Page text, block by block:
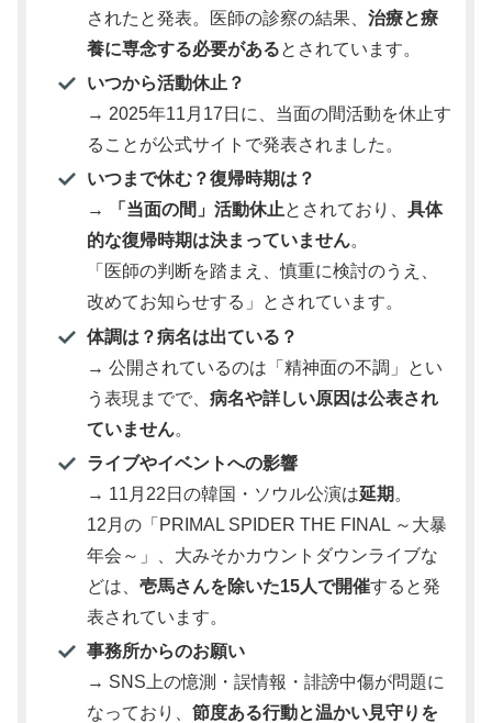
されたと発表。医師の診察の結果、 治療と療
養に専念する必要があるとされています。
いつから活動休止？
→ 2025年11月17日に、当面の間活動を休止す
ることが公式サイトで発表されました。
いつまで休む？復帰時期は？
→
「当面の間」活動休止とされており、 具体
的な復帰時期は決まっていません。
「医師の判断を踏まえ、慎重に検討のうえ、
改めてお知らせする」とされています。
体調は？病名は出ている？
→ 公開されているのは「精神面の不調」とい
う表現までで、 病名や詳しい原因は公表され
ていません。
ライブやイベントへの影響
→ 11月22日の韓国・ソウル公演は延期 。
12月の「PRIMAL SPIDER THE FINAL ～大暴
年会～」、大みそかカウントダウンライブな
どは、 壱馬さんを除いた15人で開催すると発
表されています。
事務所からのお願い
→ SNS上の憶測・誤情報・誹謗中傷が問題に
なっており、 節度ある行動と温かい見守りを